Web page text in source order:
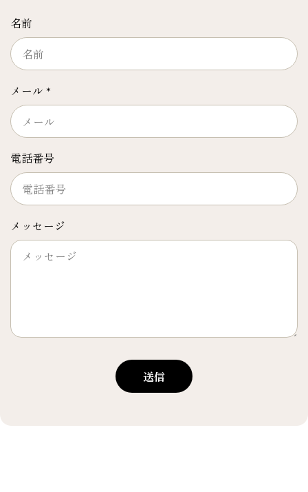
名前
メール *
電話番号
メッセージ
送信